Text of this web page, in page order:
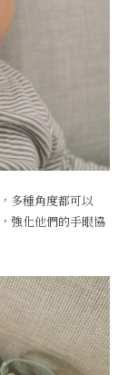
多種角度都可以
強化他們的手眼協